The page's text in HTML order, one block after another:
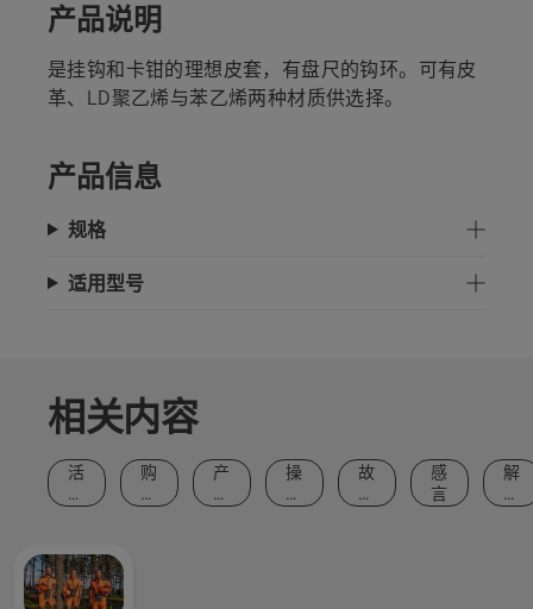
产品说明
是挂钩和卡钳的理想皮套，有盘尺的钩环。可有皮
革、LD聚乙烯与苯乙烯两种材质供选择。
产品信息
规格
适用型号
相关内容
活
动
件
购
买
产
品
操
作
故
事
感
言
解
决